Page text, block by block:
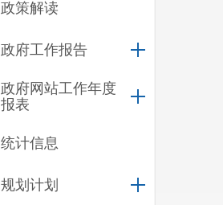
政策解读
政府工作报告
政府网站工作年度
报表
统计信息
规划计划